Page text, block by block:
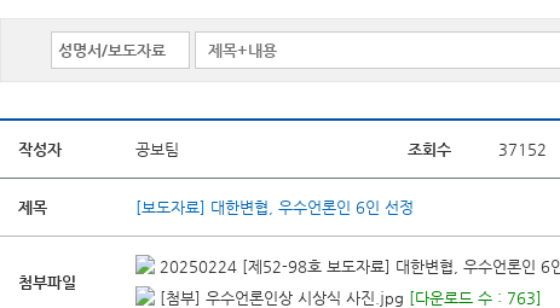
작성자 공보팀 조회수 37152
제목 [보도자료] 대한변협, 우수언론인 6인 선정
첨부파일
20250224 [제52-98호 보도자료] 대한변협, 우수언론인 6
[첨부] 우수언론인상 시상식 사진.jpg [다운로드 수 : 763]